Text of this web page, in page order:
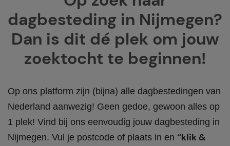
dagbesteding in Nijmegen?
Dan is dit dé plek om jouw
zoektocht te beginnen!
Op ons platform zijn (bijna) alle dagbestedingen van
Nederland aanwezig! Geen gedoe, gewoon alles op
1 plek! Vind bij ons eenvoudig jouw dagbesteding in
Nijmegen. Vul je postcode of plaats in en “klik &